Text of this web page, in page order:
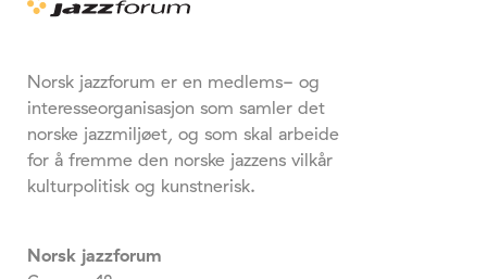
Norsk jazzforum er en medlems- og
interesseorganisasjon som samler det
norske jazzmiljøet, og som skal arbeide
for å fremme den norske jazzens vilkår
kulturpolitisk og kunstnerisk.
Norsk jazzforum